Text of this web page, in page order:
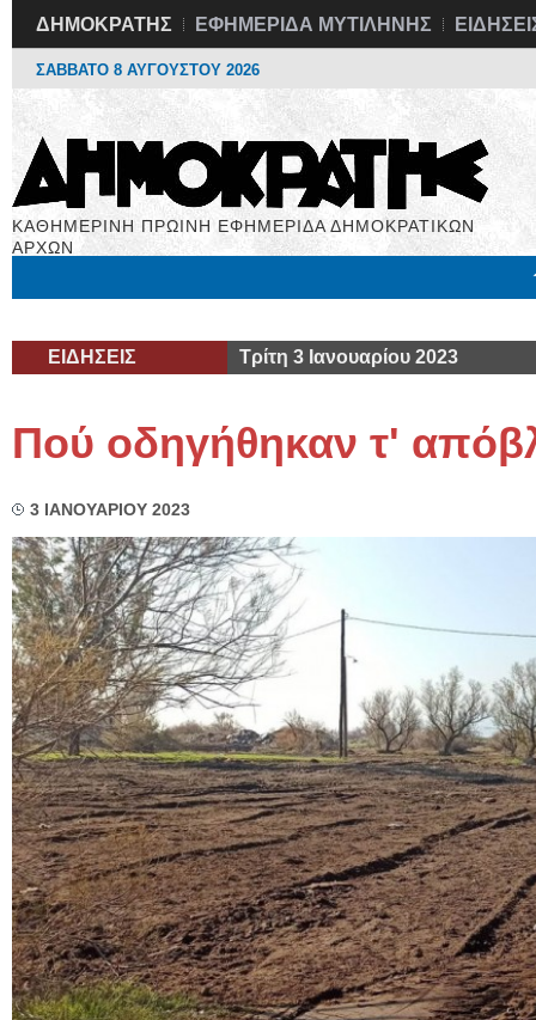
ΔΗΜΟΚΡΑΤΗΣ ΕΦΗΜΕΡΙΔΑ ΜΥΤΙΛΗΝΗΣ
ΣΑΒΒΑΤΟ 8 ΑΥΓΟΥΣΤΟΥ 2026
ΚΑΘΗΜΕΡΙΝΗ ΠΡΩΙΝΗ ΕΦΗΜΕΡΙΔΑ ΔΗΜΟΚΡΑΤΙΚΩΝ
ΑΡΧΩΝ
ΕΙΔΗΣΕΙΣ Τρίτη 3 Ιανουαρίου 2023
Πού οδηγήθηκαν τ'
3 ΙΑΝΟΥΑΡΙΟΥ 2023